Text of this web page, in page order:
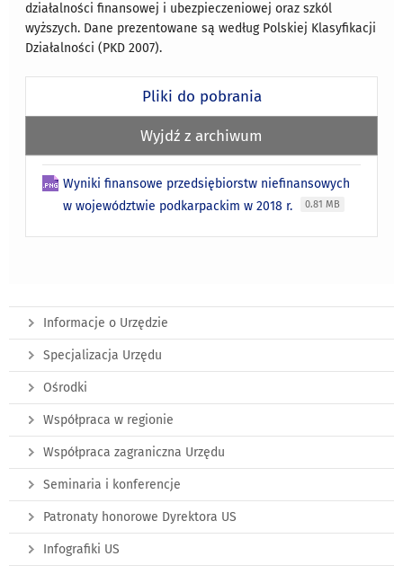
działalności finansowej i ubezpieczeniowej oraz szkól
wyższych. Dane prezentowane są według Polskiej Klasyfikacji
Działalności (PKD 2007).
Pliki do pobrania
Wyjdź z archiwum
Wyniki finansowe przedsiębiorstw niefinansowych
w województwie podkarpackim w 2018 r.
0.81 MB
Informacje o Urzędzie
Specjalizacja Urzędu
Ośrodki
Współpraca w regionie
Współpraca zagraniczna Urzędu
Seminaria i konferencje
Patronaty honorowe Dyrektora US
Infografiki US